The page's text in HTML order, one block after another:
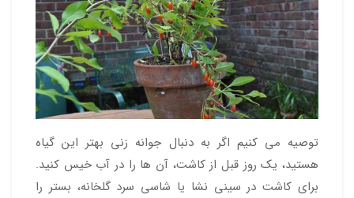
توصیه می کنیم اگر به دنبال جوانه زنی بهتر این گیاه
هستید، یک روز قبل از کاشت، آن ها را در آب خیس کنید.
برای کاشت در سینی نشا یا شاسی سرد گلخانه، بستر را